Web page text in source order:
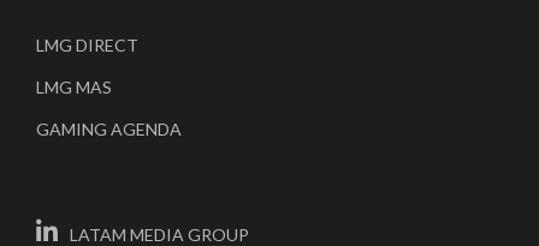
LMG DIRECT
LMG MAS
GAMING AGENDA
LATAM MEDIA GROUP